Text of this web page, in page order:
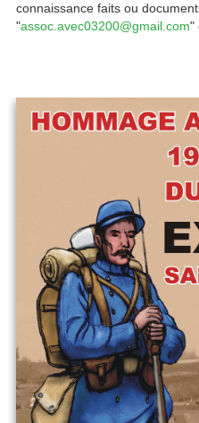
connaissance faits ou
"assoc.avec03200@gmail.com"